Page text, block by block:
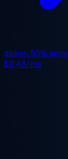
diskon 50%
$2.48/mo